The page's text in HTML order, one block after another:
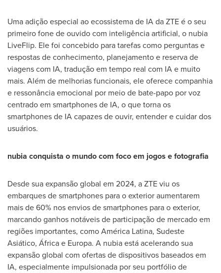
Uma adição especial ao ecossistema de IA da ZTE é o seu
primeiro fone de ouvido com inteligência artificial, o nubia
LiveFlip. Ele foi concebido para tarefas como perguntas e
respostas de conhecimento, planejamento e reserva de
viagens com IA, tradução em tempo real com IA e muito
mais. Além de melhorias funcionais, ele oferece companhia
e ressonância emocional por meio de bate-papo por voz
centrado em smartphones de IA, o que torna os
smartphones de IA capazes de ouvir, entender e cuidar dos
usuários.
nubia conquista o mundo com foco em jogos e fotografia
Desde sua expansão global em 2024, a ZTE viu os
embarques de smartphones para o exterior aumentarem
mais de 60% nos envios de smartphones para o exterior,
marcando ganhos notáveis de participação de mercado em
regiões importantes, como América Latina, Sudeste
Asiático, África e Europa. A nubia está acelerando sua
expansão global com ofertas de dispositivos baseados em
IA, especialmente impulsionada por seu portfólio de